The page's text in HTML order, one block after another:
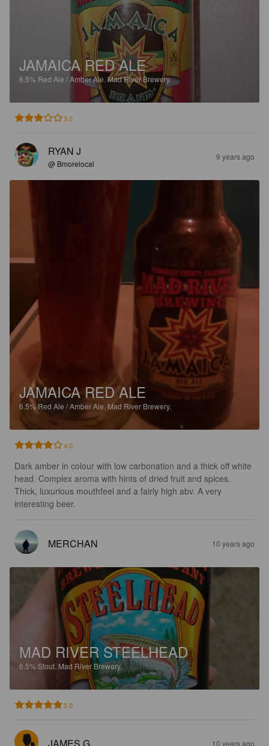
JAMAICA RED ALE
6.5% Red Ale / Amber Ale.Mad River Brewery.
3.0
RYAN J
@ Bmorelocal
9 years ago
JAMAICA RED ALE
6.5%Red Ale / Amber Ale. Mad River Brewery.
4.0
Dark amber in colour with low carbonation and a thick off white
head. Complex aroma with hints of dried fruit and spices.
Thick, luxurious mouthfeel and a fairly high abv. A very
interesting beer.
MERCHAN 10 years ago
MAD RIVER STEELHEAD
6.5% Stout.Mad River Brewery.
5.0
JAMES G 10 years ago